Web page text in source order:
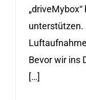
unterstützen.
Bevor wir ins
[…]